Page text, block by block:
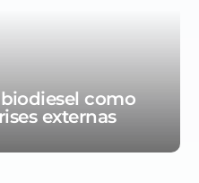
como
externas